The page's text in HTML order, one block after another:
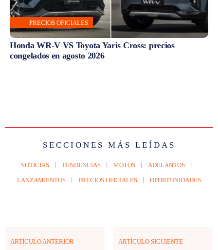
PRECIOS OFICIALES
Honda WR-V VS Toyota Yaris Cross: precios
congelados en agosto 2026
SECCIONES MÁS LEÍDAS
NOTICIAS TENDENCIAS MOTOS ADELANTOS
LANZAMIENTOS PRECIOS OFICIALES OPORTUNIDADES
ARTÍCULO ANTERIOR ARTÍCULO SIGUIENTE